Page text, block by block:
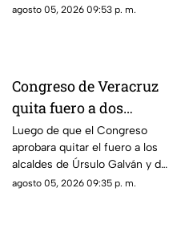
detalles.
agosto 05, 2026 09:53 p. m.
Congreso de Veracruz
quita fuero a dos
alcaldes de
Movimiento
Ciudadano; podrían ser
detenidos
Luego de que el Congreso
aprobara quitar el fuero a los
alcaldes de Úrsulo Galván y de
Ixhuatlán del Sureste, estos
agosto 05, 2026 09:35 p. m.